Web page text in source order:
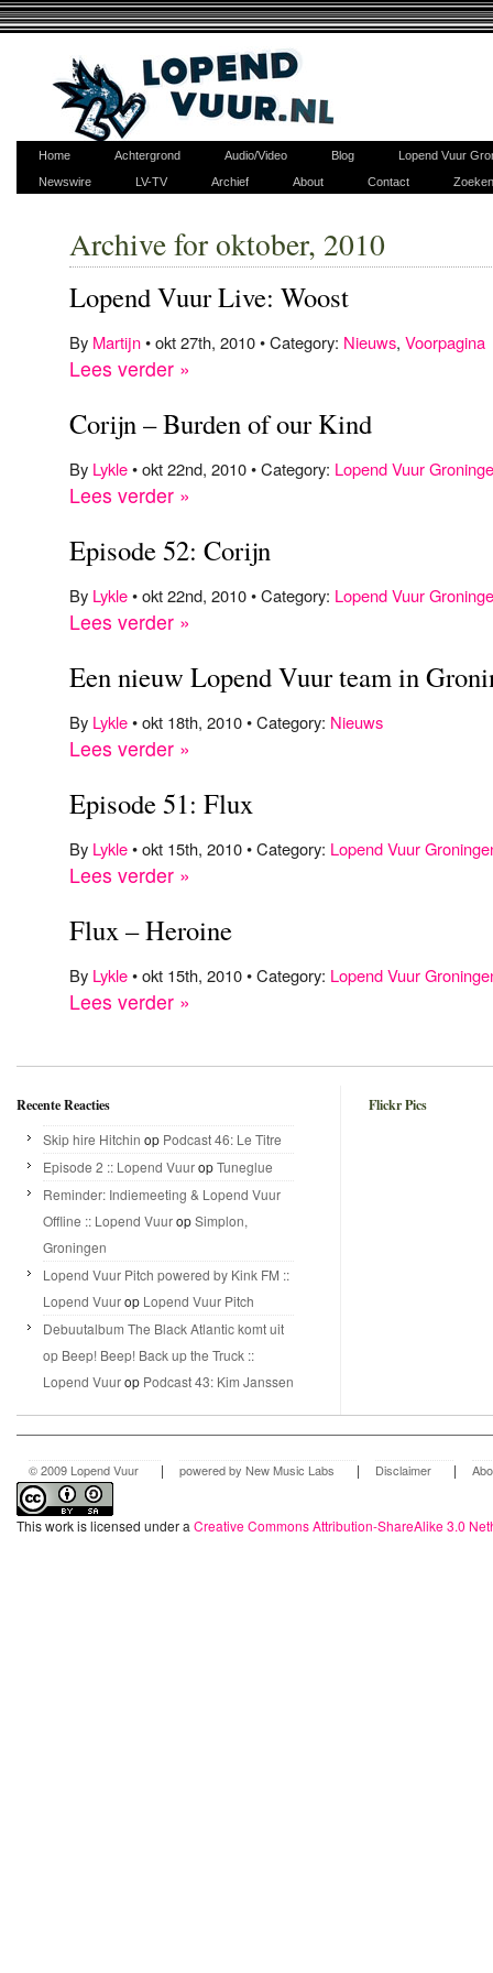
Home Achtergrond Audio/Video Blog
Lopend Vuur
Newswire
LV-TV Archief About Contact Zoeken
Archive for oktober, 2010
Lopend Vuur Live: Woost
By Martijn• okt 27th, 2010 • Category: Nieuws, Voorpagina
Lees verder »
Corijn – Burden of our Kind
By Lykle• okt 22nd, 2010 • Category: Lopend Vuur
Lees verder »
Episode 52: Corijn
By Lykle• okt 22nd, 2010 • Category: Lopend Vuur
Lees verder »
Een nieuw Lopend Vuur team in
By Lykle• okt 18th, 2010 • Category: Nieuws
Lees verder »
Episode 51: Flux
By Lykle• okt 15th, 2010 • Category: Lopend Vuur
Lees verder »
Flux – Heroine
By Lykle• okt 15th, 2010 • Category: Lopend Vuur
Lees verder »
Recente Reacties
Skip hire Hitchin op Podcast 46: Le Titre
Episode 2 :: Lopend VuuropTuneglue
Reminder: Indiemeeting & Lopend Vuur
Offline :: Lopend VuuropSimplon,
Groningen
Lopend Vuur Pitch powered by Kink FM ::
Lopend Vuurop Lopend Vuur Pitch
Debuutalbum The Black Atlantic komt uit
op Beep! Beep! Back up the Truck ::
Lopend Vuurop Podcast 43: Kim Janssen
Flickr Pics
© 2009 Lopend Vuur | powered by New Music Labs | Disclaimer |
This work is licensed under a Creative Commons Attribution-ShareAlike 3.0